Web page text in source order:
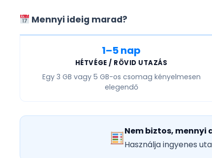
Mennyi ideig marad?
1–5 nap
HÉTVÉGE / RÖVID UTAZÁS
Egy 3 GB vagy 5 GB-os csomag kényelmesen
elegendő
Nem biztos, mennyi
Használja ingyenes